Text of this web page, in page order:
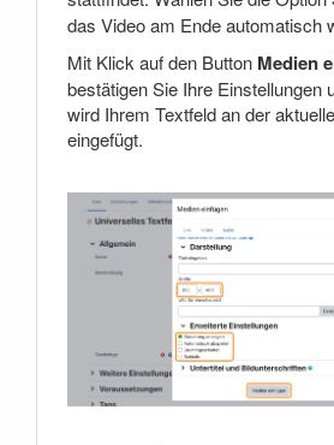
das Video am Ende automatisch
Mit Klick auf den Button Medien
bestätigen Sie Ihre Einstellungen
wird Ihrem Textfeld an der
eingefügt.